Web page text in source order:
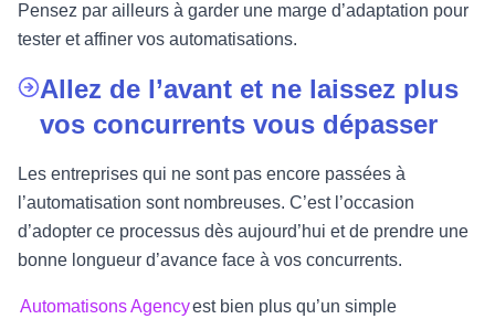
Pensez par ailleurs à garder une marge d’adaptation pour
tester et affiner vos automatisations.
Allez de l’avant et ne laissez plus
vos concurrents vous dépasser
Les entreprises qui ne sont pas encore passées à
l’automatisation sont nombreuses. C’est l’occasion
d’adopter ce processus dès aujourd’hui et de prendre une
bonne longueur d’avance face à vos concurrents.
Automatisons Agencyest bien plus qu’un simple